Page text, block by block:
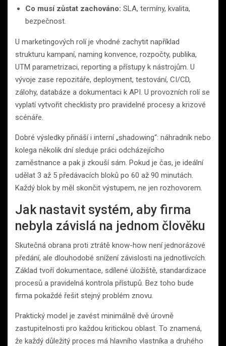
Co musí zůstat zachováno: SLA, termíny, kvalita,
bezpečnost.
U marketingových rolí je vhodné zachytit například
strukturu kampaní, naming konvence, rozpočty, publika,
UTM parametrizaci, reporting a přístupy k nástrojům. U
vývoje zase repozitáře, deployment, testování, CI/CD,
zálohy, databáze a dokumentaci k API. U provozních rolí se
vyplatí vytvořit checklisty pro pravidelné procesy a krizové
scénáře.
Dobré výsledky přináší i interní „shadowing“: náhradník nebo
kolega několik dní sleduje práci odcházejícího
zaměstnance a pak ji zkouší sám. Pokud je čas, je ideální
udělat 3 až 5 předávacích bloků po 60 až 90 minutách.
Každý blok by měl skončit výstupem, ne jen rozhovorem.
Jak nastavit systém, aby firma
nebyla závislá na jednom člověku
Skutečná obrana proti ztrátě know-how není jednorázové
předání, ale dlouhodobé snížení závislosti na jednotlivcích.
Základ tvoří dokumentace, sdílené úložiště, standardizace
procesů a pravidelná kontrola přístupů. Bez toho bude
firma pokaždé řešit stejný problém znovu.
Praktický model je zavést minimálně dvě úrovně
zastupitelnosti pro každou kritickou oblast. To znamená,
že každý důležitý proces má hlavního vlastníka a druhého